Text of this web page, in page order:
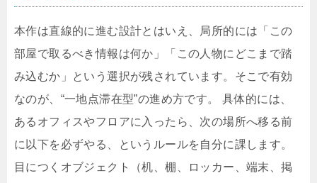
本作は直線的に進む設計とはいえ、局所的には「この
部屋で取るべき情報は何か」「この人物にどこまで踏
み込むか」という選択が残されています。そこで有効
なのが、“一地点滞在型”の進め方です。 具体的には、
あるオフィスやフロアに入ったら、次の場所へ移る前
に以下を必ずやる、というルールを自分に課します。
目につくオブジェクト（机、棚、ロッカー、端末、掲